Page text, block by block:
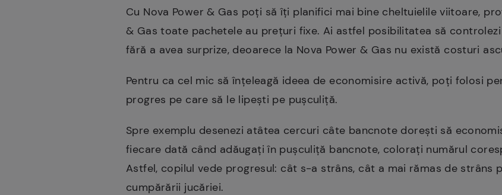
Cu Nova Power & Gas poți să îți planifici mai bine cheltuielile viitoare,
& Gas toate pachetele au prețuri fixe. Ai astfel posibilitatea să
fără a avea surprize, deoarece la Nova Power & Gas nu există costuri
Pentru ca cel mic să înțeleagă ideea de economisire activă, poți folosi
progres pe care să le lipești pe pușculiță.
Spre exemplu desenezi atâtea cercuri câte bancnote dorești să
fiecare dată când adăugați în pușculiță bancnote, colorați numărul
Astfel, copilul vede progresul: cât s-a strâns, cât a mai rămas de strâns
cumpărării jucăriei.